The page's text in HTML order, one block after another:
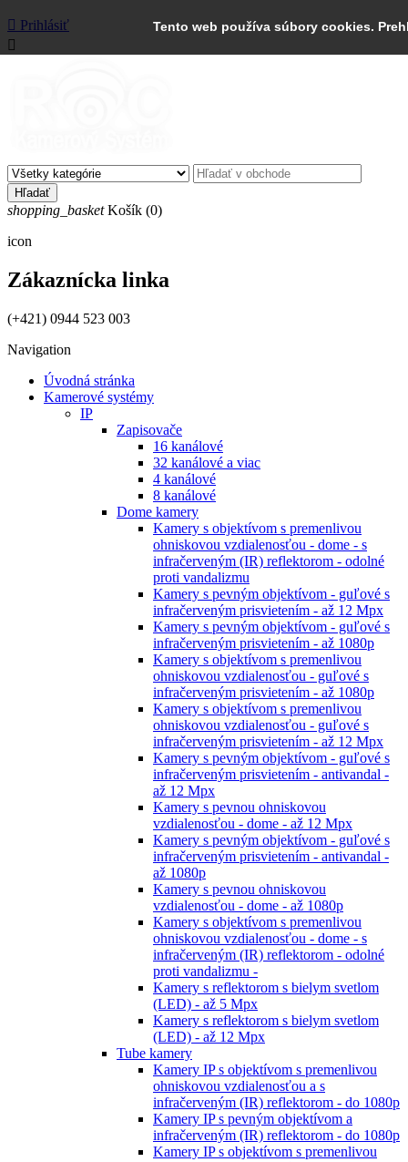
Tento web používa súbory cookies.
 Prihlásiť

Hľadať
shopping_basket Košík (0)
icon
Zákaznícka linka
(+421) 0944 523 003
Navigation
Úvodná stránka
Kamerové systémy
IP
Zapisovače
16 kanálové
32 kanálové a viac
4 kanálové
8 kanálové
Dome kamery
Kamery s objektívom s premenlivou
ohniskovou vzdialenosťou - dome - s
infračerveným (IR) reflektorom - odolné
proti vandalizmu
Kamery s pevným objektívom - guľové s
infračerveným prisvietením - až 12 Mpx
Kamery s pevným objektívom - guľové s
infračerveným prisvietením - až 1080p
Kamery s objektívom s premenlivou
ohniskovou vzdialenosťou - guľové s
infračerveným prisvietením - až 1080p
Kamery s objektívom s premenlivou
ohniskovou vzdialenosťou - guľové s
infračerveným prisvietením - až 12 Mpx
Kamery s pevným objektívom - guľové s
infračerveným prisvietením - antivandal -
až 12 Mpx
Kamery s pevnou ohniskovou
vzdialenosťou - dome - až 12 Mpx
Kamery s pevným objektívom - guľové s
infračerveným prisvietením - antivandal -
až 1080p
Kamery s pevnou ohniskovou
vzdialenosťou - dome - až 1080p
Kamery s objektívom s premenlivou
ohniskovou vzdialenosťou - dome - s
infračerveným (IR) reflektorom - odolné
proti vandalizmu -
Kamery s reflektorom s bielym svetlom
(LED) - až 5 Mpx
Kamery s reflektorom s bielym svetlom
(LED) - až 12 Mpx
Tube kamery
Kamery IP s objektívom s premenlivou
ohniskovou vzdialenosťou a s
infračerveným (IR) reflektorom - do 1080p
Kamery IP s pevným objektívom a
infračerveným (IR) reflektorom - do 1080p
Kamery IP s objektívom s premenlivou